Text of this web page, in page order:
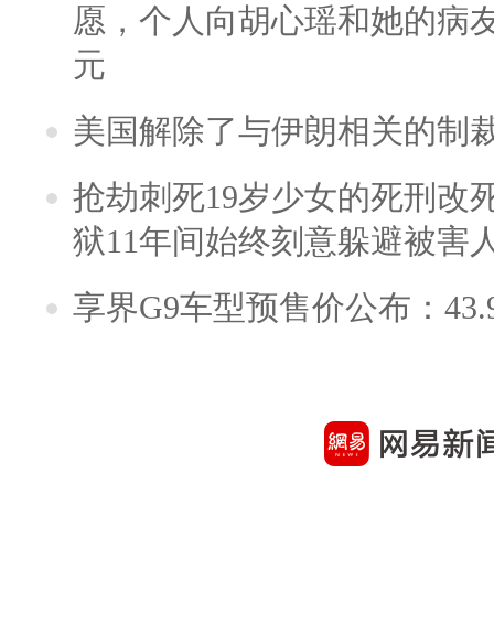
愿，个人向胡心瑶和她的病
元
美国解除了与伊朗相关的制
抢劫刺死19岁少女的死刑改
狱11年间始终刻意躲避被害
享界G9车型预售价公布：